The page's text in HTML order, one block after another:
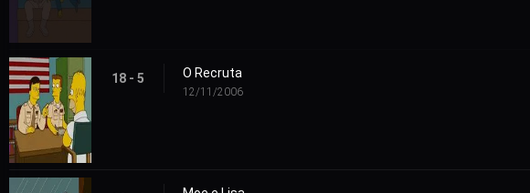
18 - 5 O Recruta
12/11/2006